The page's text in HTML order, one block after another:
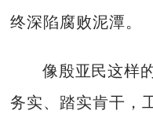
终深陷腐败泥潭。
像殷亚民这样
务实、踏实肯干，